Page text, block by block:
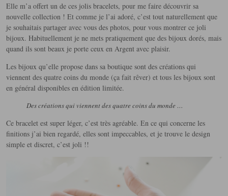
Elle m’a offert un de ces jolis bracelets, pour me faire découvrir sa
nouvelle collection ! Et comme je l’ai adoré, c’est tout naturellement que
je souhaitais partager avec vous des photos, pour vous montrer ce joli
bijoux. Habituellement je ne mets pratiquement que des bijoux dorés, mais
quand ils sont beaux je porte ceux en Argent avec plaisir.
Les bijoux qu’elle propose dans sa boutique sont des créations qui
viennent des quatre coins du monde (ça fait rêver) et tous les bijoux sont
en général disponibles en édition limitée.
Des créations qui viennent des quatre coins du monde …
Ce bracelet est super léger, c’est très agréable. En ce qui concerne les
finitions j’ai bien regardé, elles sont impeccables, et je trouve le design
simple et discret, c’est joli !!